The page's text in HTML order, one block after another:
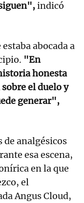
indicó
abocada a
"En
honesta
el duelo y
generar",
de analgésicos
esa escena,
en la que
el
Angus Cloud,